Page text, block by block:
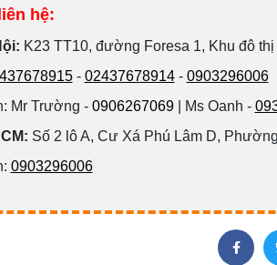
hệ:
K23 TT10, đường Foresa 1, Khu đô
- 02437678914- 0903296006
Mr Trường - 0906267069| Ms Oanh -
Số 2 lô A, Cư Xá Phú Lâm D,
0903296006